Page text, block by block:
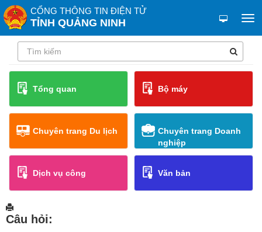
CỔNG THÔNG TIN ĐIỆN TỬ
TỈNH QUẢNG NINH
Tổng quan Bộ máy
Chuyên trang Du lịch
Chuyên trang Doanh
nghiệp
Dịch vụ công Văn bản
Câu hỏi: